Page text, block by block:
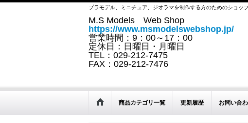
プラモデル、ミニチュア、ジオラマを制作する方のためのショッ
M.S Models Web Shop
https://www.msmodelswebshop.jp/
営業時間：9：00～17：00
定休日：日曜日・月曜日
TEL：029-212-7475
FAX：029-212-7476
商品カテゴリ一覧 更新履歴 お問い合